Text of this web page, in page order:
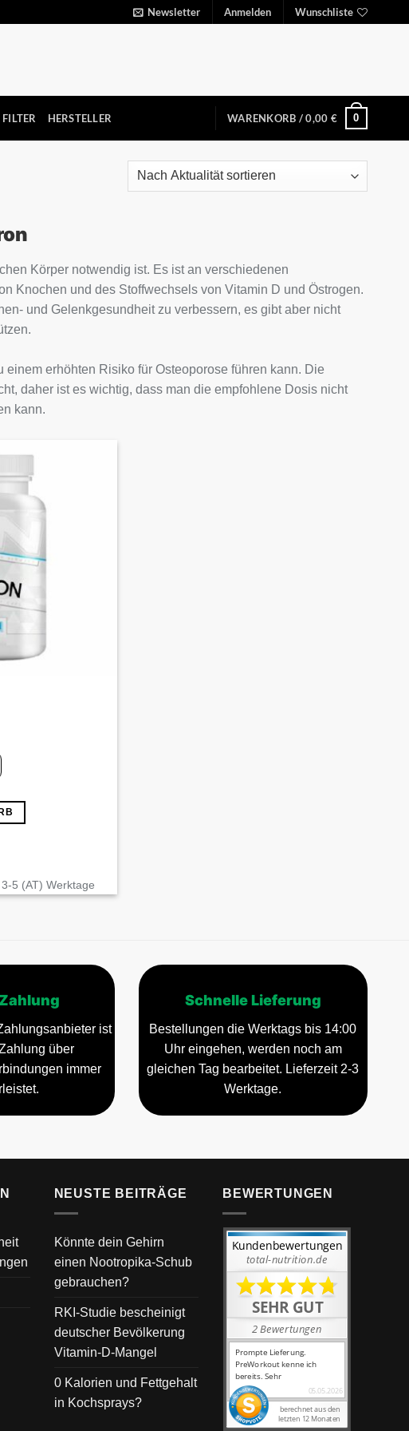
Newsletter Anmelden Wunschliste
HERSTELLER WARENKORB /0,00 € 0
Körper notwendig ist. Es ist an verschiedenen
Knochen und des Stoffwechsels von Vitamin D und Östrogen.
und Gelenkgesundheit zu verbessern, es gibt aber nicht
erhöhten Risiko für Osteoporose führen kann. Die
daher ist es wichtig, dass man die empfohlene Dosis nicht
kann.
5 (AT) Werktage
ist
über
immer
Schnelle Lieferung
Bestellungen die Werktags bis 14:00
Uhr eingehen, werden noch am
gleichen Tag bearbeitet. Lieferzeit 2-3
Werktage.
NEUSTE BEITRÄGE
Könnte dein Gehirn
einen Nootropika-Schub
gebrauchen?
RKI-Studie bescheinigt
deutscher Bevölkerung
Vitamin-D-Mangel
0 Kalorien und Fettgehalt
in Kochsprays?
BEWERTUNGEN